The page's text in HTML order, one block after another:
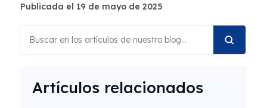
Publicada el 19 de mayo de 2025
Artículos relacionados